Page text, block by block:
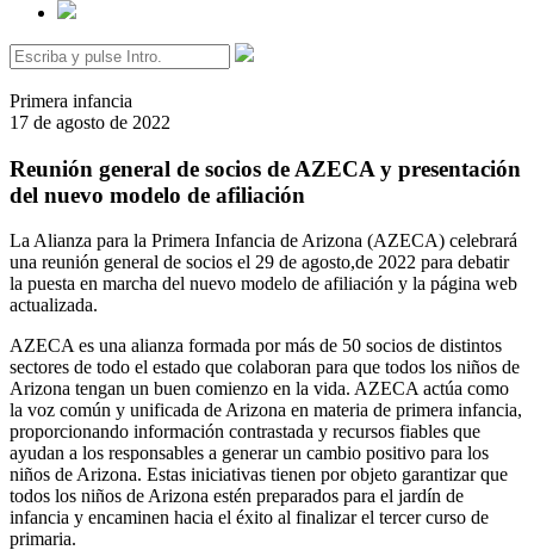
Buscar:
Primera infancia
17 de agosto de 2022
Reunión general de socios de AZECA y presentación
del nuevo modelo de afiliación
La Alianza para la Primera Infancia de Arizona (AZECA) celebrará
una reunión general de socios el 29 de agosto,de 2022 para debatir
la puesta en marcha del nuevo modelo de afiliación y la página web
actualizada.
AZECA es una alianza formada por más de 50 socios de distintos
sectores de todo el estado que colaboran para que todos los niños de
Arizona tengan un buen comienzo en la vida. AZECA actúa como
la voz común y unificada de Arizona en materia de primera infancia,
proporcionando información contrastada y recursos fiables que
ayudan a los responsables a generar un cambio positivo para los
niños de Arizona. Estas iniciativas tienen por objeto garantizar que
todos los niños de Arizona estén preparados para el jardín de
infancia y encaminen hacia el éxito al finalizar el tercer curso de
primaria.